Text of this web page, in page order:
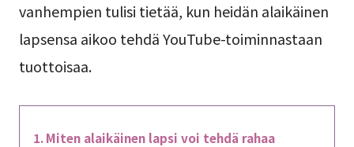
vanhempien tulisi tietää, kun heidän alaikäinen
lapsensa aikoo tehdä YouTube-toiminnastaan
tuottoisaa.
Miten alaikäinen lapsi voi tehdä rahaa